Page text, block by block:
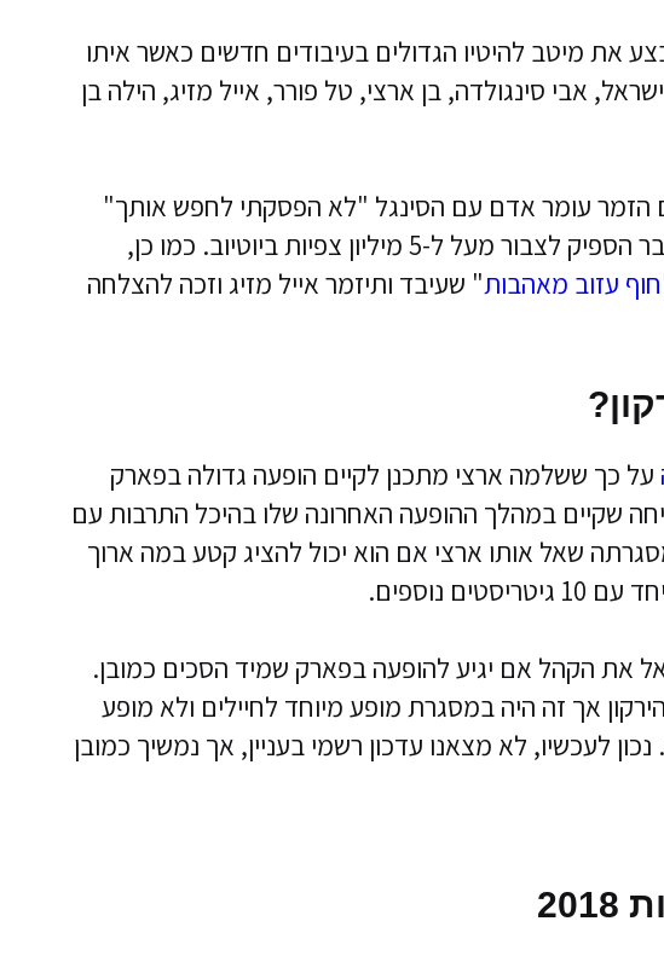
את מיטב להיטיו הגדולים בעיבודים חדשים כאשר איתו
אבי סינגולדה, בן ארצי, טל פורר, אייל מזיג, הילה בן
הזמר עומר אדם עם הסינגל "לא הפסקתי לחפש אותך"
שזכה להצלחה עצומה בקרב הקהל וכבר הספיק לצבור מעל ל-5 מיליון צפיות ביוטיוב. כמו כן,
חוף עזוב מאהבות" שעיבד ותיזמר אייל מזיג וזכה להצלחה
על כך ששלמה ארצי מתכנן לקיים הופעה גדולה בפארק
בעקבות שיחה שקיים במהלך ההופעה האחרונה שלו בהיכל התרבות עם
שאל אותו ארצי אם הוא יכול להציג קטע במה ארוך
נוספים.
את הקהל אם יגיע להופעה בפארק שמיד הסכים כמובן.
אך זה היה במסגרת מופע מיוחד לחיילים ולא מופע
לעכשיו, לא מצאנו עדכון רשמי בעניין, אך נמשיך כמובן